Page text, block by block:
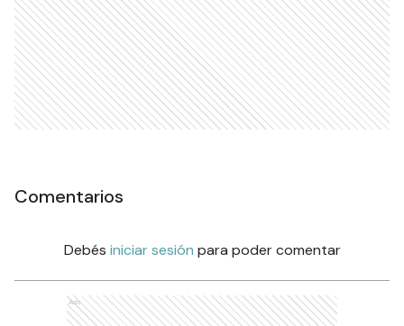
Comentarios
Debés iniciar sesión para poder comentar
Ads